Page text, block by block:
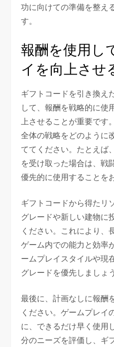
功に向けての準備を整え
す。
報酬を使用し
イを向上させ
ギフトコードを引き換え
して、報酬を戦略的に使
上させることが重要です
全体の戦略をどのように
ててください。たとえば
を受け取った場合は、戦
優先的に使用することを
ギフトコードから得たリ
グレードや新しい建物に
ください。これにより、
ゲーム内での能力と効率
ームプレイスタイルや現
グレードを優先しましょう
最後に、計画なしに報酬
ください。ゲームプレイ
に、できるだけ早く使用
分のニーズを評価し、ギ